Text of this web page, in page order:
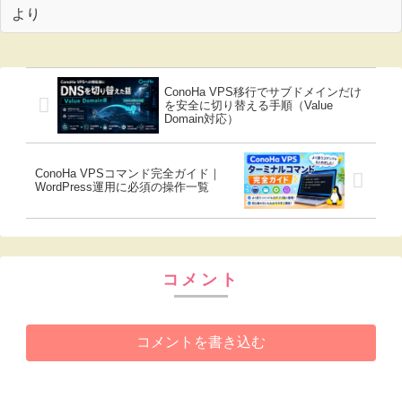
より
ConoHa VPS移行でサブドメインだけ
を安全に切り替える手順（Value
Domain対応）
ConoHa VPSコマンド完全ガイド｜
WordPress運用に必須の操作一覧
コメント
コメントを書き込む